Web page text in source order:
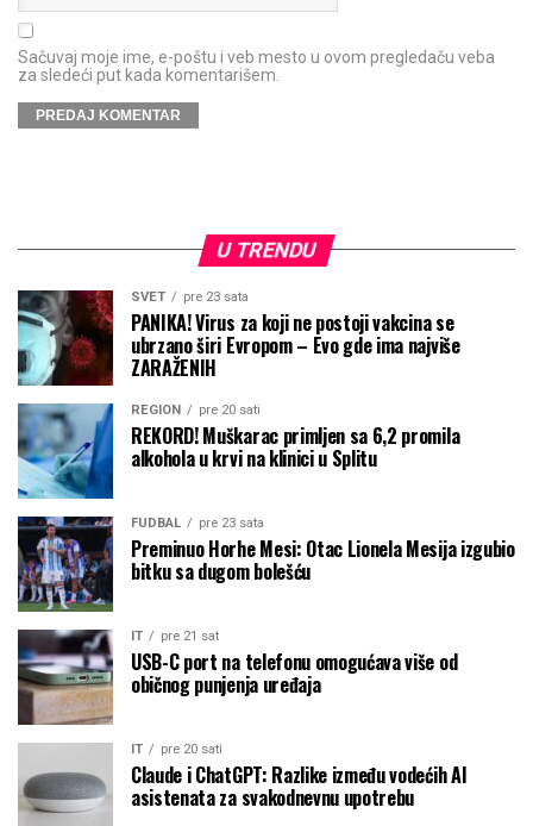
Sačuvaj moje ime, e-poštu i veb mesto u ovom pregledaču veba
za sledeći put kada komentarišem.
U TRENDU
SVET pre 23 sata
PANIKA! Virus za koji ne postoji vakcina se
ubrzano širi Evropom – Evo gde ima najviše
ZARAŽENIH
REGION pre 20 sati
REKORD! Muškarac primljen sa 6,2 promila
alkohola u krvi na klinici u Splitu
FUDBAL pre 23 sata
Preminuo Horhe Mesi: Otac Lionela Mesija izgubio
bitku sa dugom bolešću
IT pre 21 sat
USB-C port na telefonu omogućava više od
običnog punjenja uređaja
IT pre 20 sati
Claude i ChatGPT: Razlike između vodećih AI
asistenata za svakodnevnu upotrebu